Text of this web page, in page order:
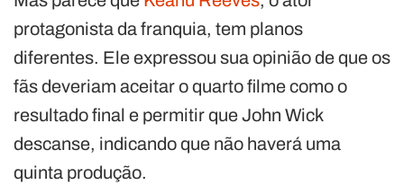
protagonista da franquia, tem planos
diferentes. Ele expressou sua opinião de que os
fãs deveriam aceitar o quarto filme como o
resultado final e permitir que John Wick
descanse, indicando que não haverá uma
quinta produção.